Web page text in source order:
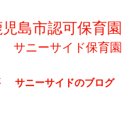
児島市認可保育園
サニーサイド保育園
サニーサイドのブログ